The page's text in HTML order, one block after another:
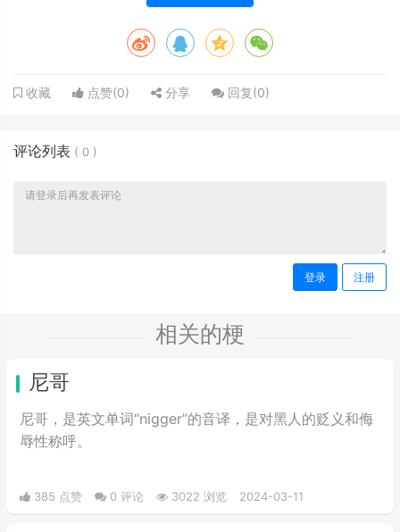
收藏 点赞(0) 分享 回复(0)
评论列表 ( 0 )
登录 注册
相关的梗
尼哥
尼哥，是英文单词“nigger”的音译，是对黑人的贬义和侮
辱性称呼。
385 点赞 0 评论 3022 浏览 2024-03-11